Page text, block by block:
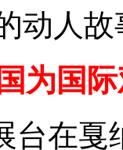
动人故
为国
台在戛